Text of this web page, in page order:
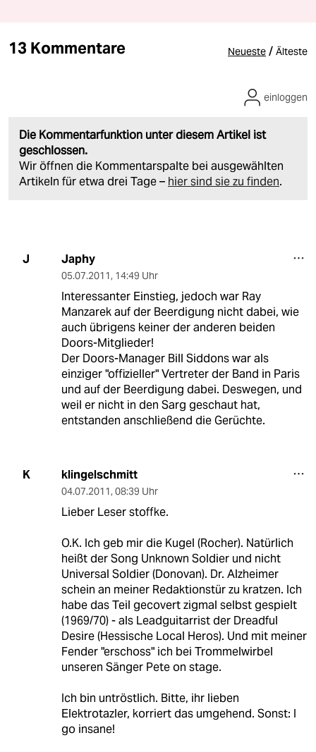
13 Kommentare Neueste / Älteste
Die Kommentarfunktion unter diesem Artikel ist
geschlossen.
Wir öffnen die Kommentarspalte bei ausgewählten
Artikeln für etwa drei Tage – hier sind sie zu finden.
einloggen
J Japhy
05.07.2011, 14:49 Uhr
Interessanter Einstieg, jedoch war Ray
Manzarek auf der Beerdigung nicht dabei, wie
auch übrigens keiner der anderen beiden
Doors-Mitglieder!
Der Doors-Manager Bill Siddons war als
einziger "offizieller" Vertreter der Band in Paris
und auf der Beerdigung dabei. Deswegen, und
weil er nicht in den Sarg geschaut hat,
entstanden anschließend die Gerüchte.
K klingelschmitt
04.07.2011, 08:39 Uhr
Lieber Leser stoffke.
O.K. Ich geb mir die Kugel (Rocher). Natürlich
heißt der Song Unknown Soldier und nicht
Universal Soldier (Donovan). Dr. Alzheimer
schein an meiner Redaktionstür zu kratzen. Ich
habe das Teil gecovert zigmal selbst gespielt
(1969/70) - als Leadguitarrist der Dreadful
Desire (Hessische Local Heros). Und mit meiner
Fender "erschoss" ich bei Trommelwirbel
unseren Sänger Pete on stage.
Ich bin untröstlich. Bitte, ihr lieben
Elektrotazler, korriert das umgehend. Sonst: I
go insane!